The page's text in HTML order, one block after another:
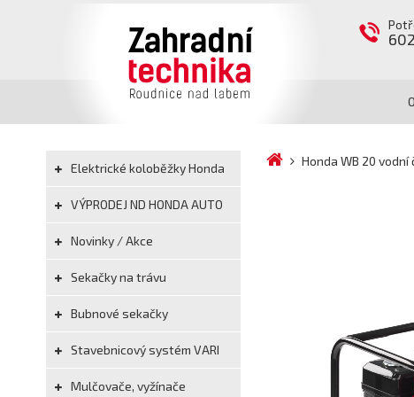
Elektrické koloběžky Honda
VÝPRODEJ ND HONDA AUTO
Novinky / Akce
Sekačky na trávu
Bubnové sekačky
Stavebnicový systém VARI
Mulčovače, vyžínače
Honda WB 20 vodní